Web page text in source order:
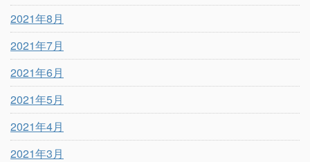
2021年8月
2021年7月
2021年6月
2021年5月
2021年4月
2021年3月